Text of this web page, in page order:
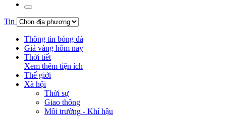
Tin
Thông tin bóng đá
Giá vàng hôm nay
Thời tiết
Xem thêm tiện ích
Thế giới
Xã hội
Thời sự
Giao thông
Môi trường - Khí hậu